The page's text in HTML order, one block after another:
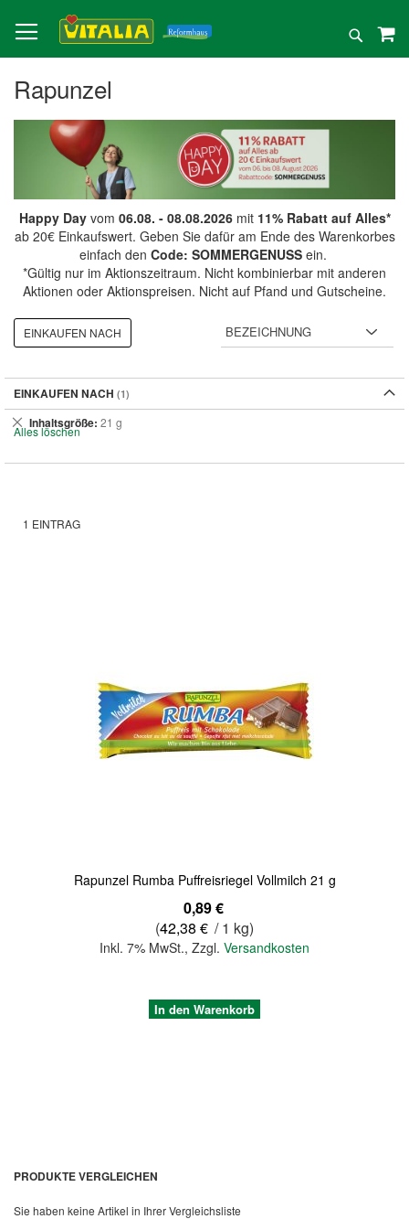
zum
Inhalt
Suche
Rapunzel
Happy Dayvom 06.08. - 08.08.2026mit 11% Rabatt auf Alles*
ab 20€ Einkaufswert. Geben Sie dafür am Ende des Warenkorbes
einfach den Code: SOMMERGENUSSein.
*Gültig nur im Aktionszeitraum. Nicht kombinierbar mit anderen
Aktionen oder Aktionspreisen. Nicht auf Pfand und Gutscheine.
1 EINTRAG
Rapunzel Rumba Puffreisriegel Vollmilch 21 g
0,89 €
(42,38 € / 1 kg)
Inkl. 7% MwSt., Zzgl. Versandkosten
In den Warenkorb
EINKAUFEN NACH
EINKAUFEN NACH
Inhaltsgröße 21 g
Dies
entfernen
Alles löschen
PRODUKTE VERGLEICHEN
Sie haben keine Artikel in Ihrer Vergleichsliste